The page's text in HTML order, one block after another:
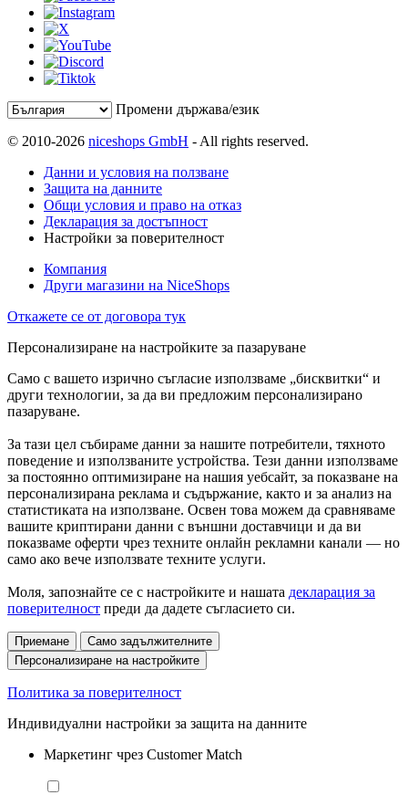
Промени държава/език
© 2010-2026 niceshops GmbH - All rights reserved.
Данни и условия на ползване
Защита на данните
Общи условия и право на отказ
Декларация за достъпност
Настройки за поверителност
Компания
Други магазини на NiceShops
Откажете се от договора тук
Персонализиране на настройките за пазаруване
Само с вашето изрично съгласие използваме „бисквитки“ и
други технологии, за да ви предложим персонализирано
пазаруване.
За тази цел събираме данни за нашите потребители, тяхното
поведение и използваните устройства. Тези данни използваме
за постоянно оптимизиране на нашия уебсайт, за показване на
персонализирана реклама и съдържание, както и за анализ на
статистиката на използване. Освен това можем да сравняваме
вашите криптирани данни с външни доставчици и да ви
показваме оферти чрез техните онлайн рекламни канали — но
само ако вече използвате техните услуги.
Моля, запознайте се с настройките и нашата декларация за
поверителност преди да дадете съгласието си.
Приемане
Само задължителните
Персонализиране на настройките
Политика за поверителност
Индивидуални настройки за защита на данните
Маркетинг чрез Customer Match